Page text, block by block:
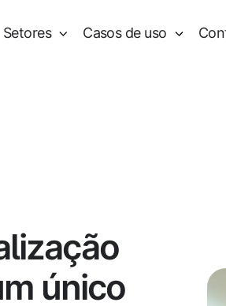
Setores Casos de uso
único